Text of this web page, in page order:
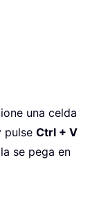
una celda
pulse Ctrl + V
se pega en